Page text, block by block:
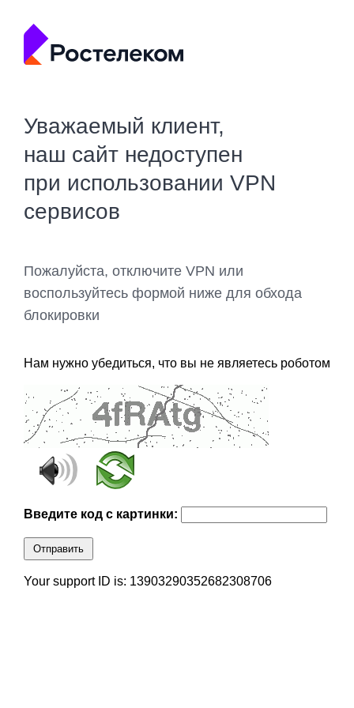
Уважаемый клиент,
наш сайт недоступен
при использовании VPN
сервисов
Пожалуйста, отключите VPN или
воспользуйтесь формой ниже для обхода
блокировки
Нам нужно убедиться, что вы не являетесь роботом
Введите код с картинки:
Отправить
Your support ID is: 13903290352682308706